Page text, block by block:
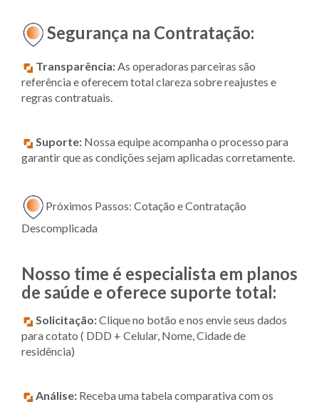
Segurança na Contratação:
Transparência:As operadoras parceiras são
referência e oferecem total clareza sobre reajustes e
regras contratuais.
Suporte: Nossa equipe acompanha o processo para
garantir que as condições sejam aplicadas corretamente.
Próximos Passos: Cotação e Contratação
Descomplicada
Nosso time é especialista em planos
de saúde e oferece suporte total:
Solicitação:Clique no botão e nos envie seus dados
para cotato ( DDD + Celular, Nome, Cidade de
residência)
Análise: Receba uma tabela comparativa com os